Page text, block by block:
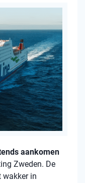
aankomen
Zweden. De
wakker in